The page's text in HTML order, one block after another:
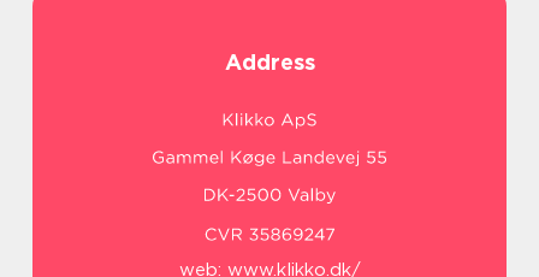
Address
web: www.klikko.dk/